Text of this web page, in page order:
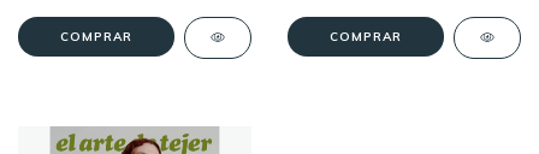
COMPRAR COMPRAR